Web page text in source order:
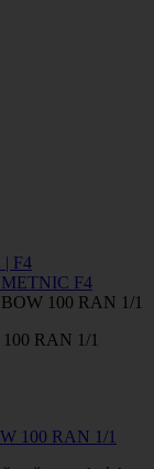
F4
F4
100 RAN 1/1
RAN 1/1